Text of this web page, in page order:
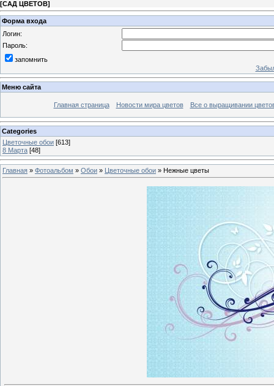
[САД ЦВЕТОВ]
Форма входа
Логин:
Пароль:
запомнить
Меню сайта
Главная страница Новости мира цветов Все о выращивании
Categories
Цветочные обои [613]
8 Марта [48]
Главная » Фотоальбом » Обои » Цветочные обои » Нежные цветы